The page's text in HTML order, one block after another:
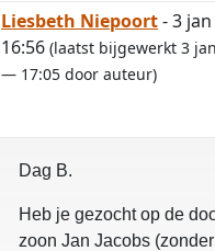
Liesbeth Niepoort- 3
16:56 (laatst bijgewerkt 3
— 17:05 door auteur)
Dag B.
Heb je gezocht op de
zoon Jan Jacobs